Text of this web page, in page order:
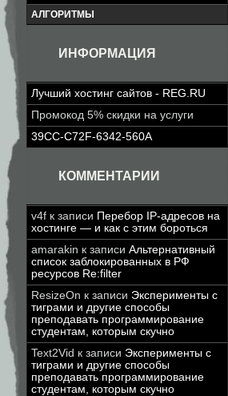
АЛГОРИТМЫ
ИНФОРМАЦИЯ
Лучший хостинг сайтов - REG.RU
Промокод 5% скидки на услуги
39CC-C72F-6342-560A
КОММЕНТАРИИ
v4f к записи Перебор IP-адресов на
хостинге — и как с этим бороться
amarakin к записи Альтернативный
список заблокированных в РФ
ресурсов Re:filter
ResizeOn к записи Эксперименты с
тиграми и другие способы
преподавать программирование
студентам, которым скучно
Text2Vid к записи Эксперименты с
тиграми и другие способы
преподавать программирование
студентам, которым скучно